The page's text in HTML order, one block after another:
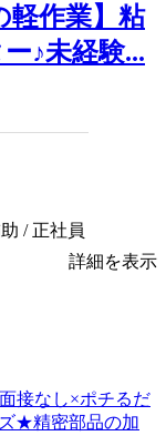
軽作業】粘
♪未経験...
/ 正社員
詳細を表示